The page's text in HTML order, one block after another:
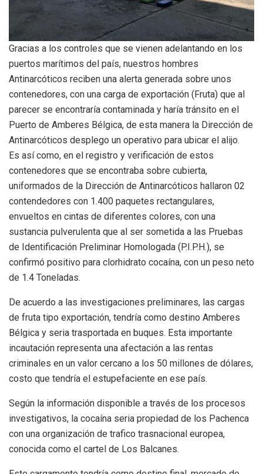
Gracias a los controles que se vienen adelantando en los
puertos marítimos del país, nuestros hombres
Antinarcóticos reciben una alerta generada sobre unos
contenedores, con una carga de exportación (Fruta) que al
parecer se encontraría contaminada y haría tránsito en el
Puerto de Amberes Bélgica, de esta manera la Dirección de
Antinarcóticos desplego un operativo para ubicar el alijo.
Es así como, en el registro y verificación de estos
contenedores que se encontraba sobre cubierta,
uniformados de la Dirección de Antinarcóticos hallaron 02
contendedores con 1.400 paquetes rectangulares,
envueltos en cintas de diferentes colores, con una
sustancia pulverulenta que al ser sometida a las Pruebas
de Identificación Preliminar Homologada (P.I.P.H.), se
confirmó positivo para clorhidrato cocaína, con un peso neto
de 1.4 Toneladas.
De acuerdo a las investigaciones preliminares, las cargas
de fruta tipo exportación, tendría como destino Amberes
Bélgica y seria trasportada en buques. Esta importante
incautación representa una afectación a las rentas
criminales en un valor cercano a los 50 millones de dólares,
costo que tendría el estupefaciente en ese país.
Según la información disponible a través de los procesos
investigativos, la cocaína seria propiedad de los Pachenca
con una organización de trafico trasnacional europea,
conocida como el cartel de Los Balcanes.